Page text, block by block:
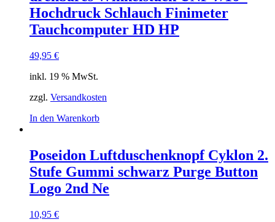
Hochdruck Schlauch Finimeter
Tauchcomputer HD HP
49,95 €
inkl. 19 % MwSt.
zzgl. Versandkosten
In den Warenkorb
Poseidon Luftduschenknopf Cyklon 2.
Stufe Gummi schwarz Purge Button
Logo 2nd Ne
10,95 €